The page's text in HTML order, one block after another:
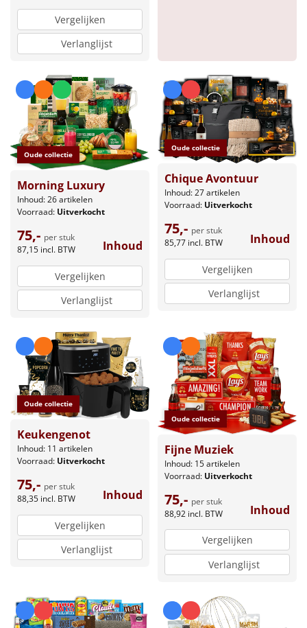
Kerstgeschenken 2026
Relatiegeschenken
Cadeaubon
Per stuk
Alle overige
Vergelijken
Verlanglijst
Oude collectie
Morning Luxury
Inhoud: 26 artikelen
Voorraad: Uitverkocht
75,- per stuk
87,15 incl. BTW Inhoud
Vergelijken
Verlanglijst
Oude collectie
Chique Avontuur
Inhoud: 27 artikelen
Voorraad: Uitverkocht
75,- per stuk
85,77 incl. BTW Inhoud
Vergelijken
Verlanglijst
Oude collectie
Keukengenot
Inhoud: 11 artikelen
Voorraad: Uitverkocht
75,- per stuk
88,35 incl. BTW Inhoud
Vergelijken
Verlanglijst
Oude collectie
Fijne Muziek
Inhoud: 15 artikelen
Voorraad: Uitverkocht
75,- per stuk
88,92 incl. BTW Inhoud
Vergelijken
Verlanglijst